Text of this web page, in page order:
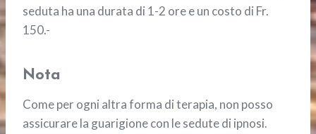
seduta ha una durata di 1-2 ore e un costo di Fr.
150.-
Nota
Come per ogni altra forma di terapia, non posso
assicurare la guarigione con le sedute di ipnosi.